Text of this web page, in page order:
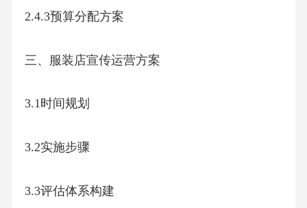
2.4.3预算分配方案
三、服装店宣传运营方案
3.1时间规划
3.2实施步骤
3.3评估体系构建